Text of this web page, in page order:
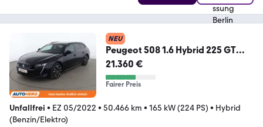
NEU
Peugeot 508 1.6 Hybrid 225 GT
Aut.*NAV*ACC*CAM*PDC*SHZ*
21.360 €
Fairer Preis
Unfallfrei • EZ 05/2022 • 50.466 km • 165 kW (224 PS) • Hybrid
(Benzin/Elektro)